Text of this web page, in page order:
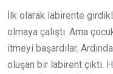
İlk olarak labirente
olmaya çalıştı. Ama
itmeyi başardılar.
oluşan bir labirent çıktı.